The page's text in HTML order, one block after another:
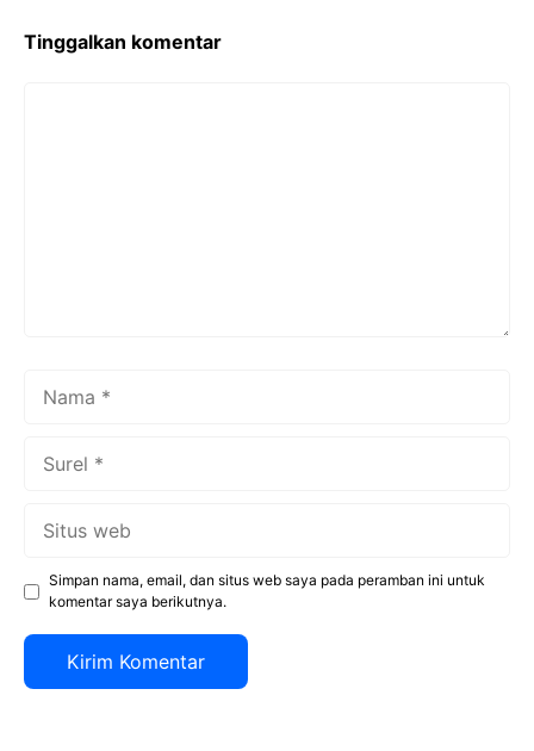
Tinggalkan komentar
Simpan nama, email, dan situs web saya pada peramban ini untuk
komentar saya berikutnya.